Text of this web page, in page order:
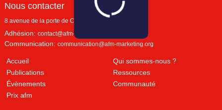
Nous contacter
8 avenue de la porte de Champerret
Adhésion: contact@afm-marketing.org
Communication: communication@afm-marketing.org
Accueil
Qui sommes-nous ?
Publications
Ressources
Évènements
Communauté
Prix afm